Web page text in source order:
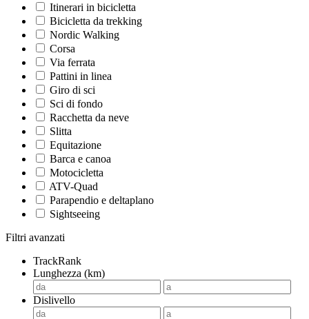
Itinerari in bicicletta
Bicicletta da trekking
Nordic Walking
Corsa
Via ferrata
Pattini in linea
Giro di sci
Sci di fondo
Racchetta da neve
Slitta
Equitazione
Barca e canoa
Motocicletta
ATV-Quad
Parapendio e deltaplano
Sightseeing
Filtri avanzati
TrackRank
Lunghezza (km)
Dislivello